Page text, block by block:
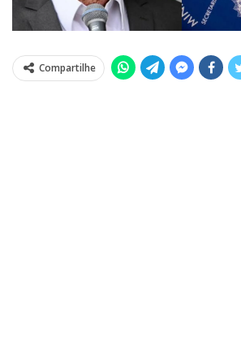
Compartilhe